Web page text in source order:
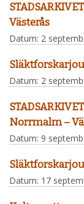
Västerås
Datum: 2
Datum: 2
Norrmalm –
Datum: 9
Datum: 17